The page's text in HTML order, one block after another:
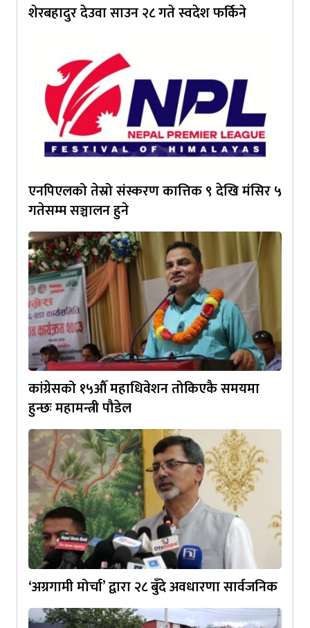
शेरबहादुर देउवा साउन २८ गते स्वदेश फर्किने
एनपिएलको तेस्रो संस्करण कात्तिक ९ देखि मंसिर ५
गतेसम्म सञ्चालन हुने
कांग्रेसको १५औँ महाधिवेशन तोकिएकै समयमा
हुन्छः महामन्त्री पौडेल
‘अग्रगामी मोर्चा’ द्वारा २८ बुँदे अवधारणा सार्वजनिक